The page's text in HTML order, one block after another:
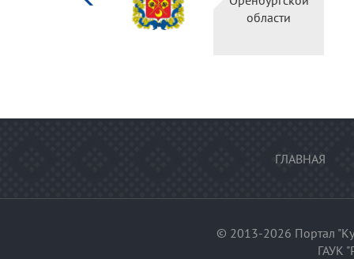
Российской
федерации
ГЛАВНАЯ
© 2013-2026 Портал
ГАУК